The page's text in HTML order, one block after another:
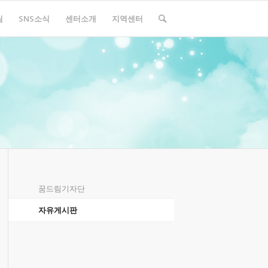
SNS소식 센터소개 지역센터
꿈드림기자단
자유게시판